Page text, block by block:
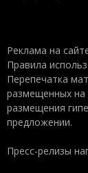
Реклама на
Правила
Перепечатка
размещенных на
размещения
предложении.
Пресс-релизы